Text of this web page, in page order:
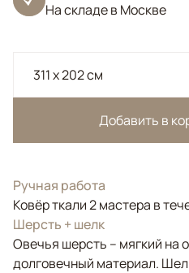
На складе в Москве
311 x 202 см
Добавить в
Ручная работа
Ковёр ткали 2 мастера в
Шерсть + шелк
Овечья шерсть – мягкий на
долговечный материал.